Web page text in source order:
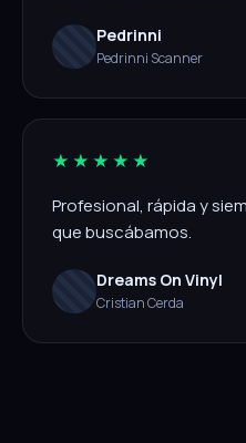
Pedrinni
Pedrinni Scanner
★★★★★
Profesional, rápida y
que buscábamos.
Dreams On Vinyl
Cristian Cerda